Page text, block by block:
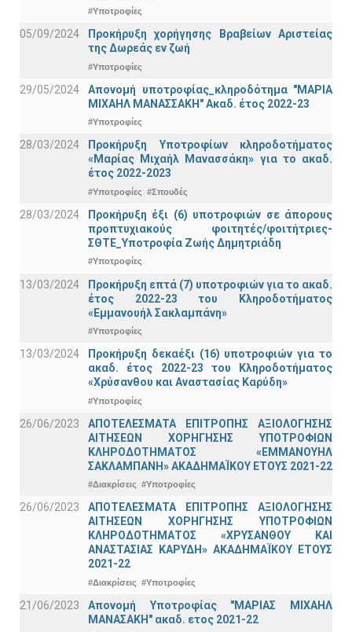
#Υποτροφίες
05/09/2024
Προκήρυξη χορήγησης Βραβείων Αριστείας
της Δωρεάς εν ζωή
#Υποτροφίες
29/05/2024
Απονομή υποτροφίας_κληροδότημα "ΜΑΡΙΑ
ΜΙΧΑΗΛ ΜΑΝΑΣΣΑΚΗ" Ακαδ. έτος 2022-23
#Υποτροφίες
28/03/2024
Προκήρυξη Υποτροφίων κληροδοτήματος
«Μαρίας Μιχαήλ Μανασσάκη» για το ακαδ.
έτος 2022-2023
#Υποτροφίες #Σπουδές
28/03/2024
Προκήρυξη έξι (6) υποτροφιών σε άπορους
προπτυχιακούς φοιτητές/φοιτήτριες-
ΣΘΤΕ_Υποτροφία Ζωής Δημητριάδη
#Υποτροφίες
13/03/2024
Προκήρυξη επτά (7) υποτροφιών για το ακαδ.
έτος 2022-23 του Κληροδοτήματος
«Εμμανουήλ Σακλαμπάνη»
#Υποτροφίες
13/03/2024
Προκήρυξη δεκαέξι (16) υποτροφιών για το
ακαδ. έτος 2022-23 του Κληροδοτήματος
«Χρύσανθου και Αναστασίας Καρύδη»
#Υποτροφίες
26/06/2023
ΑΠΟΤΕΛΕΣΜΑΤΑ ΕΠΙΤΡΟΠΗΣ ΑΞΙΟΛΟΓΗΣΗΣ
ΑΙΤΗΣΕΩΝ ΧΟΡΗΓΗΣΗΣ ΥΠΟΤΡΟΦΙΩΝ
ΚΛΗΡΟΔΟΤΗΜΑΤΟΣ «ΕΜΜΑΝΟΥΗΛ
ΣΑΚΛΑΜΠΑΝΗ» ΑΚΑΔΗΜΑΪΚΟΥ ΕΤΟΥΣ 2021-22
#Διακρίσεις #Υποτροφίες
26/06/2023
ΑΠΟΤΕΛΕΣΜΑΤΑ ΕΠΙΤΡΟΠΗΣ ΑΞΙΟΛΟΓΗΣΗΣ
ΑΙΤΗΣΕΩΝ ΧΟΡΗΓΗΣΗΣ ΥΠΟΤΡΟΦΙΩΝ
ΚΛΗΡΟΔΟΤΗΜΑΤΟΣ «ΧΡΥΣΑΝΘΟΥ ΚΑΙ
ΑΝΑΣΤΑΣΙΑΣ ΚΑΡΥΔΗ» ΑΚΑΔΗΜΑΪΚΟΥ ΕΤΟΥΣ
2021-22
#Διακρίσεις #Υποτροφίες
21/06/2023
Απονομή Υποτροφίας "ΜΑΡΙΑΣ ΜΙΧΑΗΛ
ΜΑΝΑΣΑΚΗ" ακαδ. ετος 2021-22